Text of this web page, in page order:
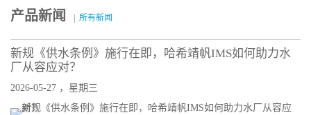
产品新闻 所有新闻
新规《供水条例》施行在即，哈希靖帆IMS如何助力水
厂从容应对？
2026-05-27 ，星期三